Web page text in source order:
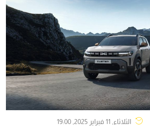
الثلاثاء, 11 فبراير 2025, 19:00